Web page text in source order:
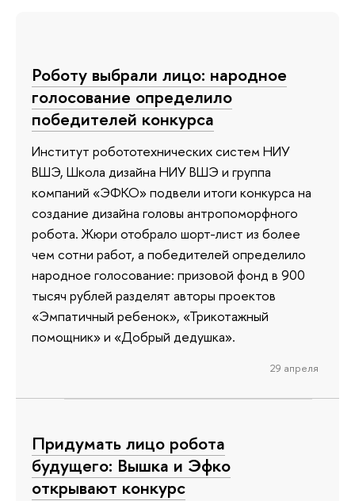
Роботу выбрали лицо: народное
голосование определило
победителей конкурса
Институт робототехнических систем НИУ
ВШЭ, Школа дизайна НИУ ВШЭ и группа
компаний «ЭФКО» подвели итоги конкурса на
создание дизайна головы антропоморфного
робота. Жюри отобрало шорт-лист из более
чем сотни работ, а победителей определило
народное голосование: призовой фонд в 900
тысяч рублей разделят авторы проектов
«Эмпатичный ребенок», «Трикотажный
помощник» и «Добрый дедушка».
29 апреля
Придумать лицо робота
будущего: Вышка и Эфко
открывают конкурс